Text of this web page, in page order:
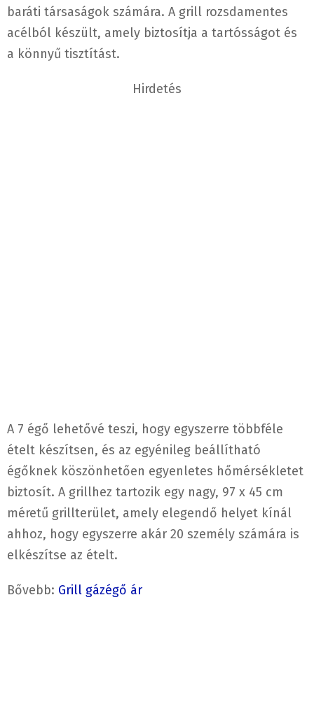
baráti társaságok számára. A grill rozsdamentes
acélból készült, amely biztosítja a tartósságot és
a könnyű tisztítást.
Hirdetés
A 7 égő lehetővé teszi, hogy egyszerre többféle
ételt készítsen, és az egyénileg beállítható
égőknek köszönhetően egyenletes hőmérsékletet
biztosít. A grillhez tartozik egy nagy, 97 x 45 cm
méretű grillterület, amely elegendő helyet kínál
ahhoz, hogy egyszerre akár 20 személy számára is
elkészítse az ételt.
Bővebb: Grill gázégő ár